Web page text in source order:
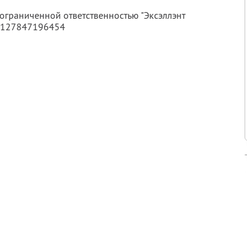
ответственностью "Эксэллэнт